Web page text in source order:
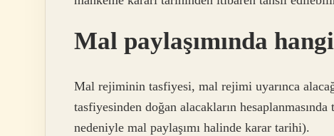
Mal paylaşımında
Mal rejiminin tasfiyesi, mal rejimi uyarınca
tasfiyesinden doğan alacakların
nedeniyle mal paylaşımı halinde karar tarihi).